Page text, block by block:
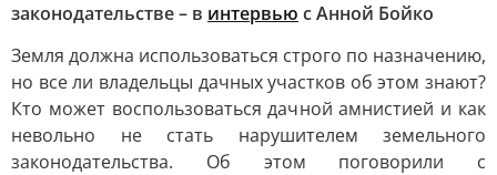
законодательстве – в интервью с Анной Бойко
Земля должна использоваться строго по назначению,
но все ли владельцы дачных участков об этом знают?
Кто может воспользоваться дачной амнистией и как
невольно не стать нарушителем земельного
законодательства. Об этом поговорили с